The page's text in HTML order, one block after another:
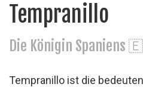
Tempranillo
Die Königin Spaniens
Tempranillo ist die